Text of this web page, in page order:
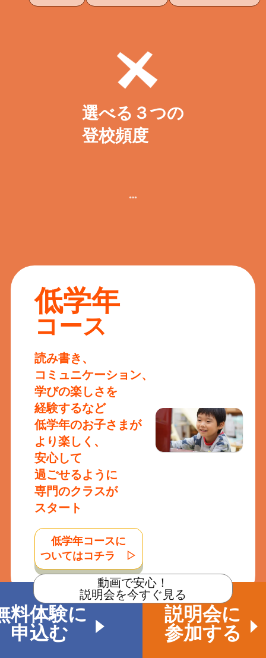
動画で安心！
説明会を今すぐ見る
料体験に
申込む
説明会に
参加する
選べる３つの
登校頻度
低学年
コース
読み書き、
コミュニケーション、
学びの楽しさを
経験するなど
低学年のお子さまが
より楽しく、
安心して
過ごせるように
専門のクラスが
スタート
低学年コースに
ついてはコチラ ▷
※学年はあくまで
コミュニケーション
スタイルや
特性などの 高学年の
お子さまが